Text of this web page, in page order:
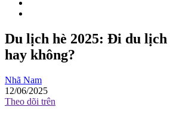
Du lịch hè 2025: Đi du
hay không?
Nhã Nam
12/06/2025
Theo dõi trên